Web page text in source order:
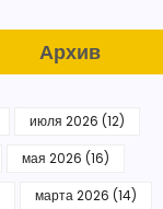
Архив
июля 2026 (12)
мая 2026 (16)
марта 2026 (14)